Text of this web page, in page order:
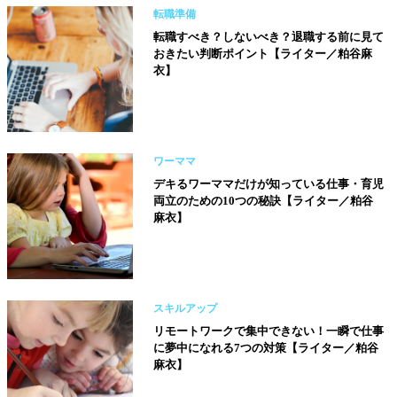
転職準備
転職すべき？しないべき？退職する前に見て
おきたい判断ポイント【ライター／粕谷麻
衣】
ワーママ
デキるワーママだけが知っている仕事・育児
両立のための10つの秘訣【ライター／粕谷
麻衣】
スキルアップ
リモートワークで集中できない！一瞬で仕事
に夢中になれる7つの対策【ライター／粕谷
麻衣】